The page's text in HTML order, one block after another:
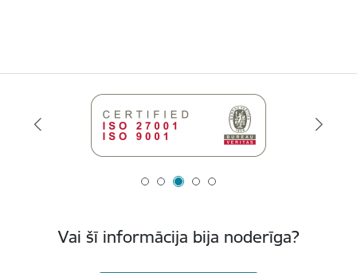
Vai šī informācija bija noderīga?